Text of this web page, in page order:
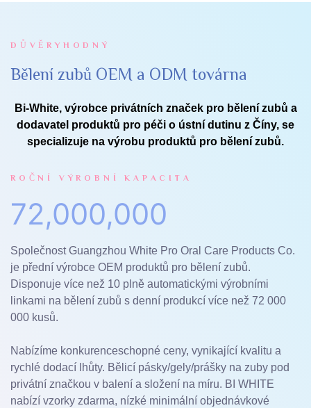
DŮVĚRYHODNÝ
Bělení zubů OEM a ODM továrna
Bi-White, výrobce privátních značek pro bělení zubů a
dodavatel produktů pro péči o ústní dutinu z Číny, se
specializuje na výrobu produktů pro bělení zubů.
ROČNÍ VÝROBNÍ KAPACITA
72,000,000
Společnost Guangzhou White Pro Oral Care Products Co.
je přední výrobce OEM produktů pro bělení zubů.
Disponuje více než 10 plně automatickými výrobními
linkami na bělení zubů s denní produkcí více než 72 000
000 kusů.
Nabízíme konkurenceschopné ceny, vynikající kvalitu a
rychlé dodací lhůty. Bělicí pásky/gely/prášky na zuby pod
privátní značkou v balení a složení na míru. BI WHITE
nabízí vzorky zdarma, nízké minimální objednávkové